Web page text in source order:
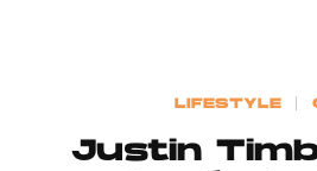
LIFESTYLE
Justin